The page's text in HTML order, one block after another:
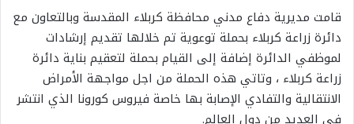
قامت مديرية دفاع مدني محافظة كربلاء المقدسة وبالتعاون مع
دائرة زراعة كربلاء بحملة توعوية تم خلالها تقديم إرشادات
لموظفي الدائرة إضافة إلى القيام بحملة لتعقيم بناية دائرة
زراعة كربلاء ، وتاتي هذه الحملة من اجل مواجهة الأمراض
الانتقالية والتفادي الإصابة بها خاصة فيروس كورونا الذي انتشر
في العديد من دول العالم.